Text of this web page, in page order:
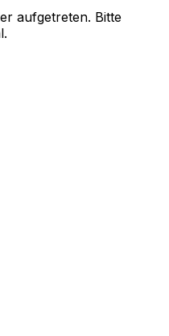
aufgetreten. Bitte